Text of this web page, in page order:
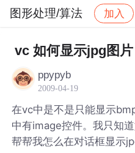
图形处理/算法 加入
图形处理/算法
vc 如何显示jpg图片
ppypyb
2009-04-19
在vc中是不是只能显示
中有image控件。我只知
帮帮我怎么在对话框显示